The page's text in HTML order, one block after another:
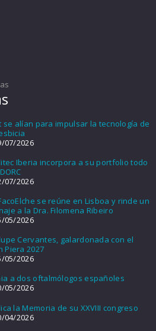
se alían para impulsar la tecnología de
07/2026
Iberia incorpora a su portfolio todo
07/2026
se reúne en Lisboa y rinde un
a la Dra. Filomena Ribeiro
05/2026
Cervantes, galardonada con el
Piera 2027
05/2026
a dos oftalmólogos españoles
05/2026
la Memoria de su XXVIII congreso
04/2026